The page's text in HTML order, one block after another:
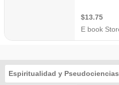
Espiritualidad y Pseudociencias